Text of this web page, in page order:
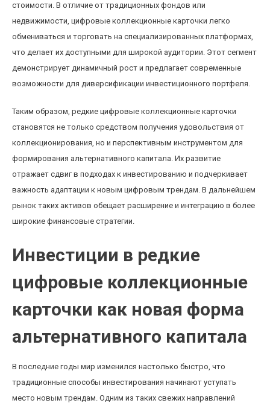
стоимости. В отличие от традиционных фондов или
недвижимости, цифровые коллекционные карточки легко
обмениваться и торговать на специализированных платформах,
что делает их доступными для широкой аудитории. Этот сегмент
демонстрирует динамичный рост и предлагает современные
возможности для диверсификации инвестиционного портфеля.
Таким образом, редкие цифровые коллекционные карточки
становятся не только средством получения удовольствия от
коллекционирования, но и перспективным инструментом для
формирования альтернативного капитала. Их развитие
отражает сдвиг в подходах к инвестированию и подчеркивает
важность адаптации к новым цифровым трендам. В дальнейшем
рынок таких активов обещает расширение и интеграцию в более
широкие финансовые стратегии.
Инвестиции в редкие
цифровые коллекционные
карточки как новая форма
альтернативного капитала
В последние годы мир изменился настолько быстро, что
традиционные способы инвестирования начинают уступать
место новым трендам. Одним из таких свежих направлений